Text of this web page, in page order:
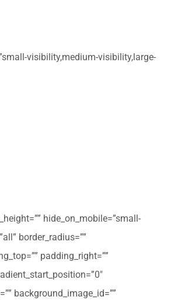
visibility,medium-visibility,large-
hide_on_mobile=”small-
border_radius=””
padding_right=””
background_image_id=””